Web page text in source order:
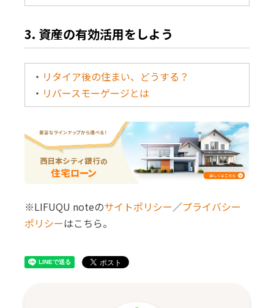
3. 資産の有効活用をしよう
・ リタイア後の住まい、どうする？
・ リバースモーゲージとは
※LIFUQU noteのサイトポリシー／プライバシー
ポリシーはこちら。